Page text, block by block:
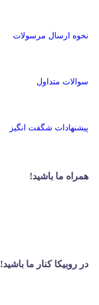
نحوه ارسال مرسولات
سوالات متداول
پیشنهادات شگفت انگیز
همراه ما باشید!
در روبیکا کنار ما باشید!